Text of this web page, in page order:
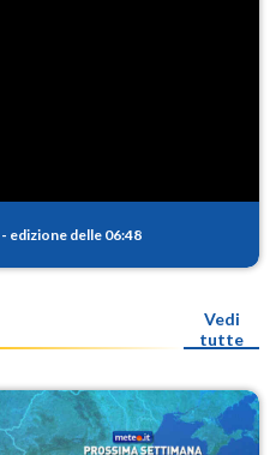
- edizione delle 06:48
Vedi
tutte